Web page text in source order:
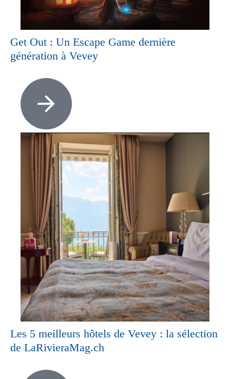
Get Out : Un Escape Game dernière
génération à Vevey
Les 5 meilleurs hôtels de Vevey : la sélection
de LaRivieraMag.ch